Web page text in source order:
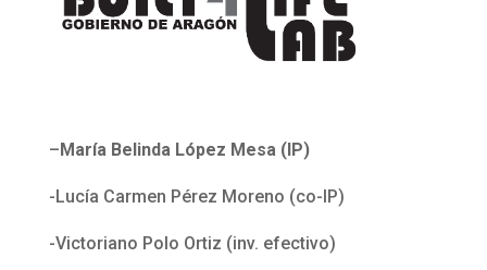
–María Belinda López Mesa (IP)
-Lucía Carmen Pérez Moreno (co-IP)
-Victoriano Polo Ortiz (inv. efectivo)